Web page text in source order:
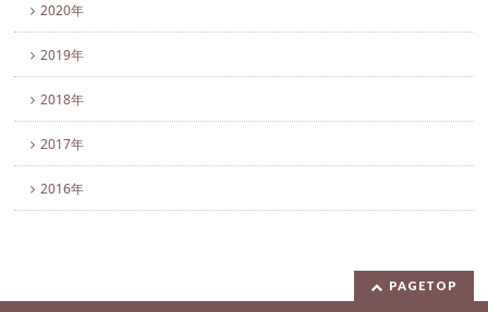
2020年
2019年
2018年
2017年
2016年
PAGETOP